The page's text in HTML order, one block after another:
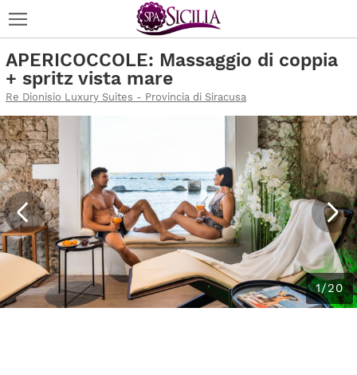
APERICOCCOLE: Massaggio di coppia
+ spritz vista mare
Re Dionisio Luxury Suites - Provincia di Siracusa
1/20